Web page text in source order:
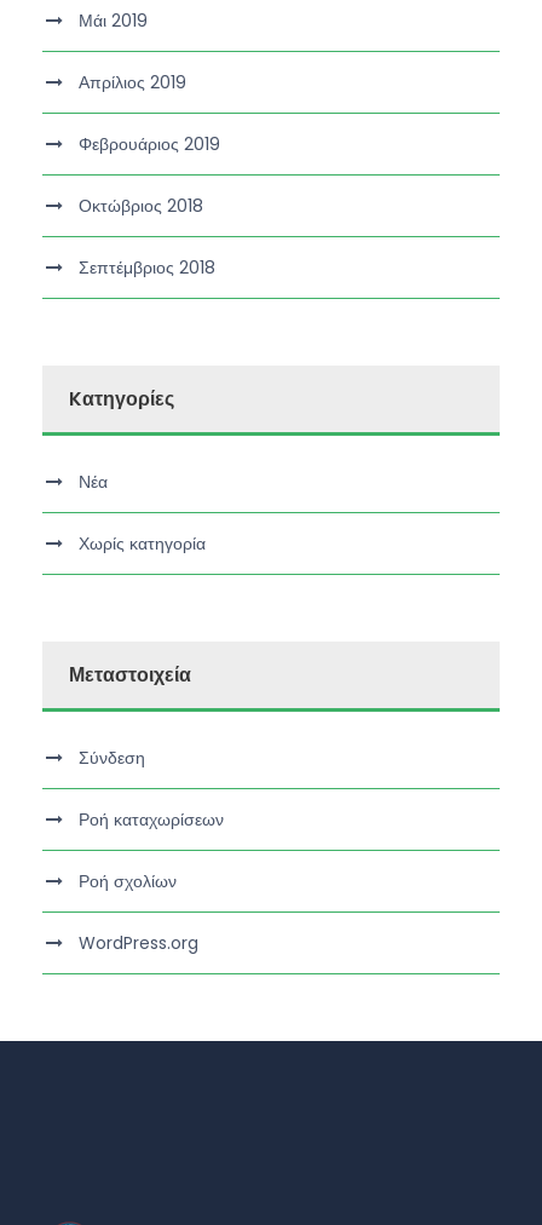
Μάι 2019
Απρίλιος 2019
Φεβρουάριος 2019
Οκτώβριος 2018
Σεπτέμβριος 2018
Kατηγορίες
Νέα
Χωρίς κατηγορία
Μεταστοιχεία
Σύνδεση
Ροή καταχωρίσεων
Ροή σχολίων
WordPress.org